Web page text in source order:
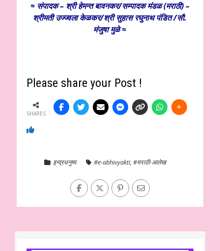
≈ संपादक – श्री हेमन्त बावनकर/सम्पादक मंडळ (मराठी) –
श्रीमती उज्ज्वला केळकर/श्री सुहास रघुनाथ पंडित /सौ.
मंजुषा मुळे ≈
Please share your Post !
SHARES
इन्द्रधनुष्य #e-abhivyakti, #मराठी-आलेख